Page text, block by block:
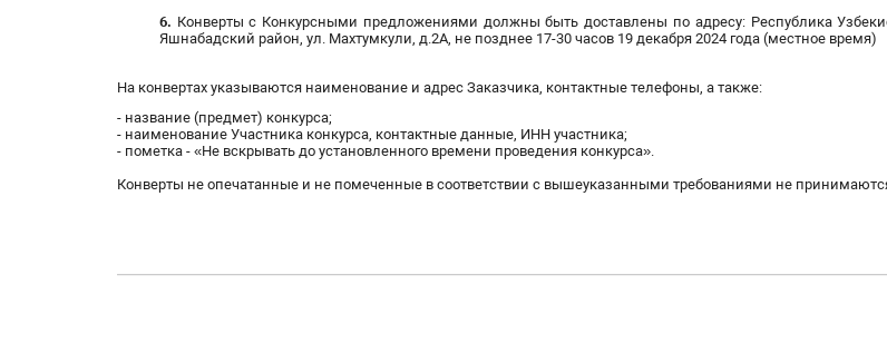
6. Конверты с Конкурсными предложениями должны быть доставлены по адресу: Республика
Яшнабадский район, ул. Махтумкули, д.2А, не позднее 17-30 часов 19 декабря 2024 года (местное время)
На конвертах указываются наименование и адрес Заказчика, контактные телефоны, а также:
- название (предмет) конкурса;
- наименование Участника конкурса, контактные данные, ИНН участника;
- пометка - «Не вскрывать до установленного времени проведения конкурса».
Конверты не опечатанные и не помеченные в соответствии с вышеуказанными требованиями не